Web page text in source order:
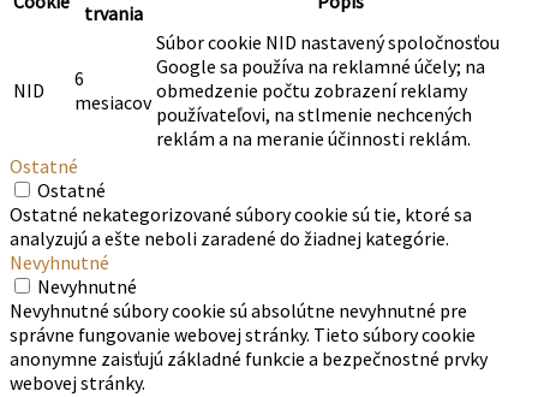
trvania
NID
6
mesiacov
Súbor cookie NID nastavený spoločnosťou
Google sa používa na reklamné účely; na
obmedzenie počtu zobrazení reklamy
používateľovi, na stlmenie nechcených
reklám a na meranie účinnosti reklám.
Ostatné
Ostatné
Ostatné nekategorizované súbory cookie sú tie, ktoré sa
analyzujú a ešte neboli zaradené do žiadnej kategórie.
Nevyhnutné
Nevyhnutné
Nevyhnutné súbory cookie sú absolútne nevyhnutné pre
správne fungovanie webovej stránky. Tieto súbory cookie
anonymne zaisťujú základné funkcie a bezpečnostné prvky
webovej stránky.